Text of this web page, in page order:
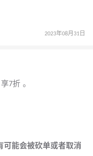
2023年08月31日
7折 。
可能会被砍单或者取消